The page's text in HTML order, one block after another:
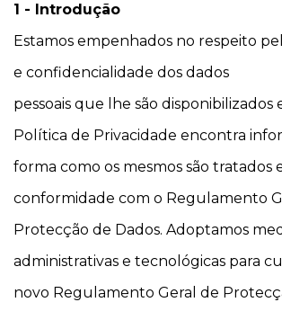
1 - Introdução
Estamos empenhados no respeito
e confidencialidade dos dados
pessoais que lhe são disponibilizados
Política de Privacidade encontra
forma como os mesmos são tratados
conformidade com o Regulamento
Protecção de Dados. Adoptamos
administrativas e tecnológicas para
novo Regulamento Geral de